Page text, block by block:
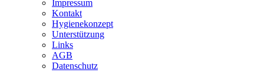
Impressum
Kontakt
Hygienekonzept
Unterstützung
Links
AGB
Datenschutz